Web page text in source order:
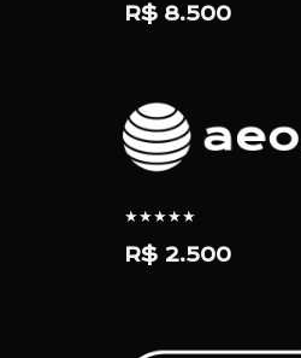
R$ 8.500
★★★★★
R$ 2.500